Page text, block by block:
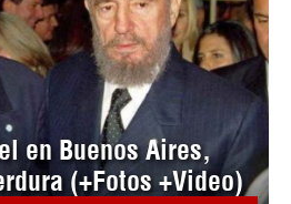
en Buenos Aires,
(+Fotos +Video)